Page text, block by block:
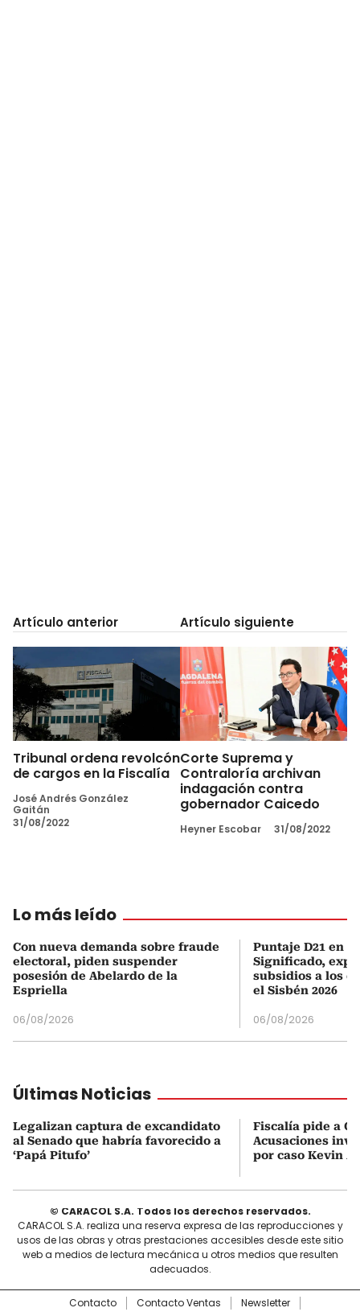
Artículo anterior
Tribunal ordena revolcón
de cargos en la Fiscalía
José Andrés González
Gaitán
31/08/2022
Artículo siguiente
Corte Suprema y
Contraloría archivan
indagación contra
gobernador Caicedo
Heyner Escobar 31/08/2022
Lo más leído
Con nueva demanda sobre fraude
electoral, piden suspender
posesión de Abelardo de la
Espriella
06/08/2026
Puntaje D21 en
Significado,
subsidios a los
el Sisbén 2026
06/08/2026
Últimas Noticias
Legalizan captura de excandidato
al Senado que habría favorecido a
‘Papá Pitufo’
Fiscalía pide a
Acusaciones
por caso Kevin
© CARACOL S.A. Todos los derechos reservados.
CARACOL S.A. realiza una reserva expresa de las reproducciones y
usos de las obras y otras prestaciones accesibles desde este sitio
web a medios de lectura mecánica u otros medios que resulten
adecuados.
Contacto Contacto Ventas
Newsletter